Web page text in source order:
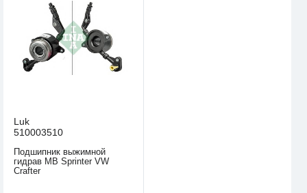
Luk
510003510
Подшипник выжимной
гидрав MB Sprinter VW
Crafter